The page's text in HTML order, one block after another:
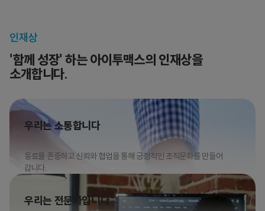
인재상
'함께 성장' 하는 아이투맥스의 인재상을
소개합니다.
우리는 소통합니다
동료를 존중하고 신뢰와 협업을 통해 긍정적인 조직문화를 만들어
갑니다.
우리는 전문가입니다